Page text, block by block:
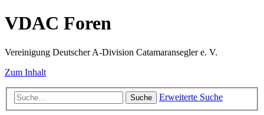
VDAC Foren
Vereinigung Deutscher A-Division Catamaransegler e. V.
Zum Inhalt
Suche Erweiterte Suche